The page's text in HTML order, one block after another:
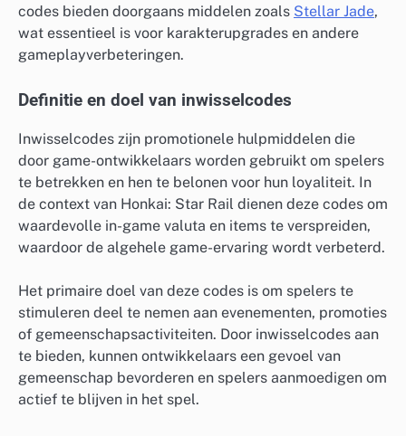
codes bieden doorgaans middelen zoals Stellar Jade,
wat essentieel is voor karakterupgrades en andere
gameplayverbeteringen.
Definitie en doel van inwisselcodes
Inwisselcodes zijn promotionele hulpmiddelen die
door game-ontwikkelaars worden gebruikt om spelers
te betrekken en hen te belonen voor hun loyaliteit. In
de context van Honkai: Star Rail dienen deze codes om
waardevolle in-game valuta en items te verspreiden,
waardoor de algehele game-ervaring wordt verbeterd.
Het primaire doel van deze codes is om spelers te
stimuleren deel te nemen aan evenementen, promoties
of gemeenschapsactiviteiten. Door inwisselcodes aan
te bieden, kunnen ontwikkelaars een gevoel van
gemeenschap bevorderen en spelers aanmoedigen om
actief te blijven in het spel.